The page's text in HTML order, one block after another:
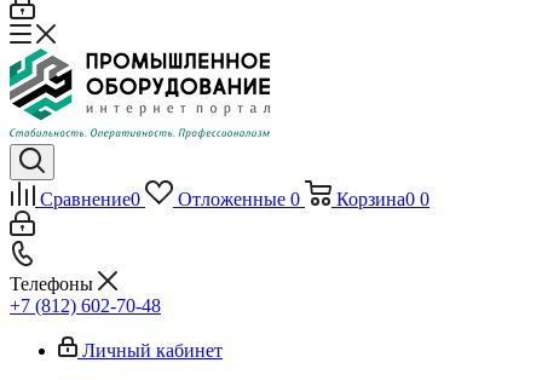
Сравнение0 Отложенные 0 Корзина0 0
Телефоны
+7 (812) 602-70-48
Личный кабинет